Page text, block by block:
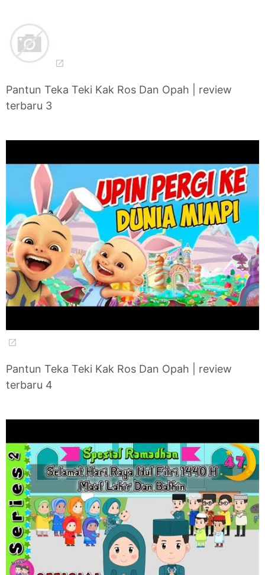
Pantun Teka Teki Kak Ros Dan Opah | review
terbaru 3
Pantun Teka Teki Kak Ros Dan Opah | review
terbaru 4